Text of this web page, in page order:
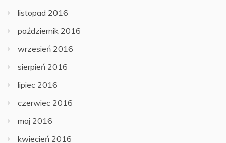
listopad 2016
październik 2016
wrzesień 2016
sierpień 2016
lipiec 2016
czerwiec 2016
maj 2016
kwiecień 2016